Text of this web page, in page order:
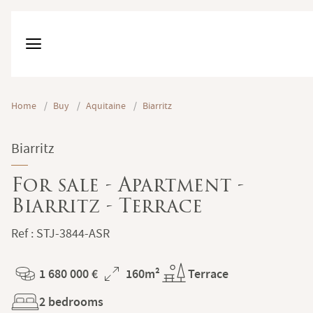
Home / Buy / Aquitaine / Biarritz
Biarritz
For sale - Apartment -
Biarritz - Terrace
Ref : STJ-3844-ASR
Price
1 680 000 €
Total
Surface
160m²
Terrace
2 bedrooms